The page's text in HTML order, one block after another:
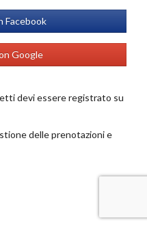
Facebook
Google
devi essere registrato su
delle prenotazioni e